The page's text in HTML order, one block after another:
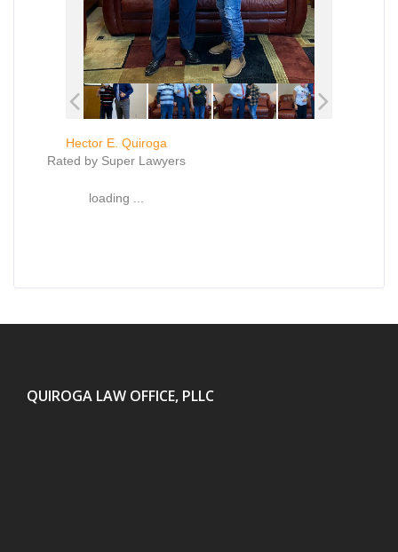
Hector E. Quiroga
Rated by Super Lawyers
loading ...
QUIROGA LAW OFFICE, PLLC